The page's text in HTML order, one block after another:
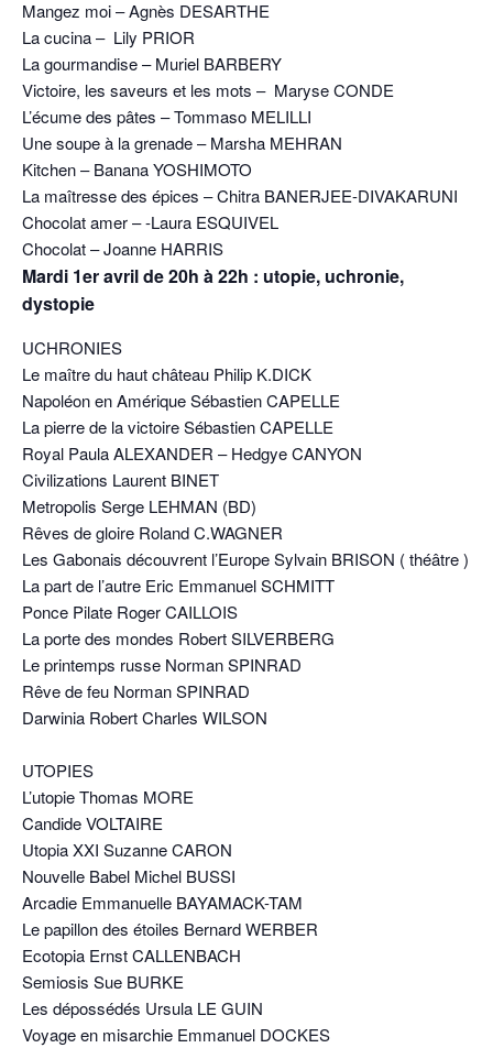
Mangez moi – Agnès DESARTHE
La cucina – Lily PRIOR
La gourmandise – Muriel BARBERY
Victoire, les saveurs et les mots – Maryse CONDE
L’écume des pâtes – Tommaso MELILLI
Une soupe à la grenade – Marsha MEHRAN
Kitchen – Banana YOSHIMOTO
La maîtresse des épices – Chitra BANERJEE-DIVAKARUNI
Chocolat amer – -Laura ESQUIVEL
Chocolat – Joanne HARRIS
Mardi 1er avril de 20h à 22h : utopie, uchronie,
dystopie
UCHRONIES
Le maître du haut château Philip K.DICK
Napoléon en Amérique Sébastien CAPELLE
La pierre de la victoire Sébastien CAPELLE
Royal Paula ALEXANDER – Hedgye CANYON
Civilizations Laurent BINET
Metropolis Serge LEHMAN (BD)
Rêves de gloire Roland C.WAGNER
Les Gabonais découvrent l’Europe Sylvain BRISON ( théâtre )
La part de l’autre Eric Emmanuel SCHMITT
Ponce Pilate Roger CAILLOIS
La porte des mondes Robert SILVERBERG
Le printemps russe Norman SPINRAD
Rêve de feu Norman SPINRAD
Darwinia Robert Charles WILSON
UTOPIES
L’utopie Thomas MORE
Candide VOLTAIRE
Utopia XXI Suzanne CARON
Nouvelle Babel Michel BUSSI
Arcadie Emmanuelle BAYAMACK-TAM
Le papillon des étoiles Bernard WERBER
Ecotopia Ernst CALLENBACH
Semiosis Sue BURKE
Les dépossédés Ursula LE GUIN
Voyage en misarchie Emmanuel DOCKES